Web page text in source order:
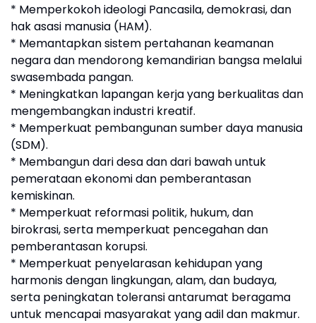
* Memperkokoh ideologi Pancasila, demokrasi, dan
hak asasi manusia (HAM).
* Memantapkan sistem pertahanan keamanan
negara dan mendorong kemandirian bangsa melalui
swasembada pangan.
* Meningkatkan lapangan kerja yang berkualitas dan
mengembangkan industri kreatif.
* Memperkuat pembangunan sumber daya manusia
(SDM).
* Membangun dari desa dan dari bawah untuk
pemerataan ekonomi dan pemberantasan
kemiskinan.
* Memperkuat reformasi politik, hukum, dan
birokrasi, serta memperkuat pencegahan dan
pemberantasan korupsi.
* Memperkuat penyelarasan kehidupan yang
harmonis dengan lingkungan, alam, dan budaya,
serta peningkatan toleransi antarumat beragama
untuk mencapai masyarakat yang adil dan makmur.